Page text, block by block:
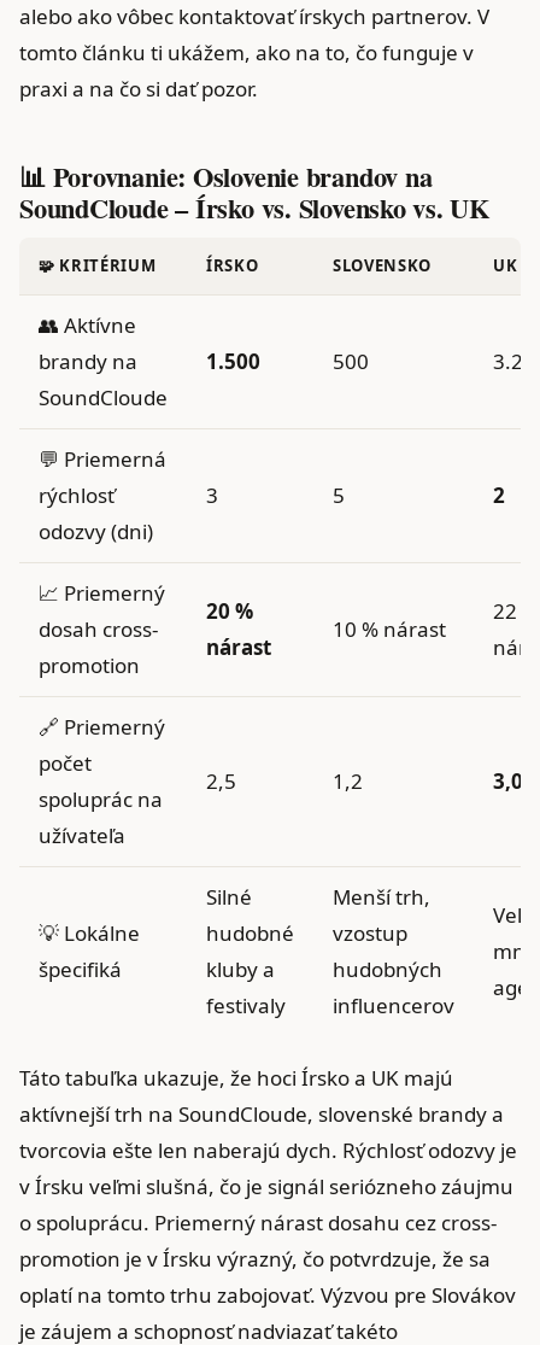
alebo ako vôbec kontaktovať írskych partnerov. V
tomto článku ti ukážem, ako na to, čo funguje v
praxi a na čo si dať pozor.
📊 Porovnanie: Oslovenie brandov na
SoundCloude – Írsko vs. Slovensko vs. UK
🧩 KRITÉRIUM ÍRSKO SLOVENSKO UK
👥 Aktívne
brandy na
SoundCloude
1.500 500
💬 Priemerná
rýchlosť
odozvy (dni)
3 5 2
📈 Priemerný
dosah cross-
promotion
20 %
nárast
10 % nárast
22 %
🔗 Priemerný
počet
spoluprác na
užívateľa
2,5 1,2 3,0
💡 Lokálne
špecifiká
Silné
hudobné
kluby a
festivaly
Menší trh,
vzostup
hudobných
influencerov
Táto tabuľka ukazuje, že hoci Írsko a UK majú
aktívnejší trh na SoundCloude, slovenské brandy a
tvorcovia ešte len naberajú dych. Rýchlosť odozvy je
v Írsku veľmi slušná, čo je signál seriózneho záujmu
o spoluprácu. Priemerný nárast dosahu cez cross-
promotion je v Írsku výrazný, čo potvrdzuje, že sa
oplatí na tomto trhu zabojovať. Výzvou pre Slovákov
je záujem a schopnosť nadviazať takéto